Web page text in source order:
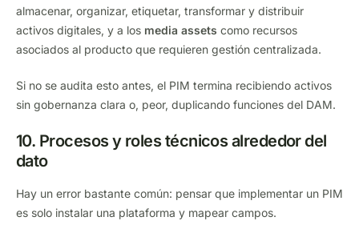
almacenar, organizar, etiquetar, transformar y distribuir
activos digitales, y a los media assets como recursos
asociados al producto que requieren gestión centralizada.
Si no se audita esto antes, el PIM termina recibiendo activos
sin gobernanza clara o, peor, duplicando funciones del DAM.
10. Procesos y roles técnicos alrededor del
dato
Hay un error bastante común: pensar que implementar un PIM
es solo instalar una plataforma y mapear campos.